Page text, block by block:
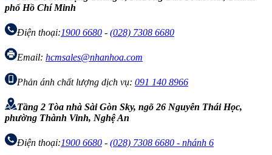
phố Hồ Chí Minh
Điện thoại:1900 6680 - (028) 7308 6680
Email: hcmsales@nhanhoa.com
Phản ánh chất lượng dịch vụ: 091 140 8966
Tầng 2 Tòa nhà Sài Gòn Sky, ngõ 26 Nguyễn Thái Học,
phường Thành Vinh, Nghệ An
Điện thoại:1900 6680 - (028) 7308 6680 - nhánh 6